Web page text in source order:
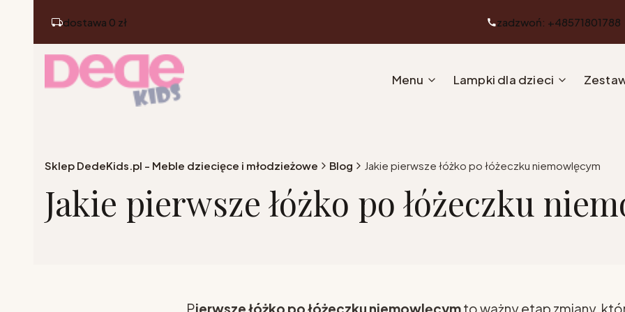
dostawa 0 zł zadzwoń: +48571801788
Menu Lampki dla dzieci
Sklep DedeKids.pl - Meble dziecięce i młodzieżowe Blog Jakie pierwsze łóżko po łóżeczku niemowlęcym
Jakie pierwsze łóżko po łóżeczku
Pierwsze łóżko po łóżeczku niemowlęcymto ważny etap zmiany,